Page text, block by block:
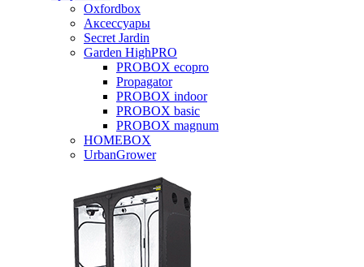
Oxfordbox
Аксессуары
Secret Jardin
Garden HighPRO
PROBOX ecopro
Propagator
PROBOX indoor
PROBOX basic
PROBOX magnum
HOMEBOX
UrbanGrower